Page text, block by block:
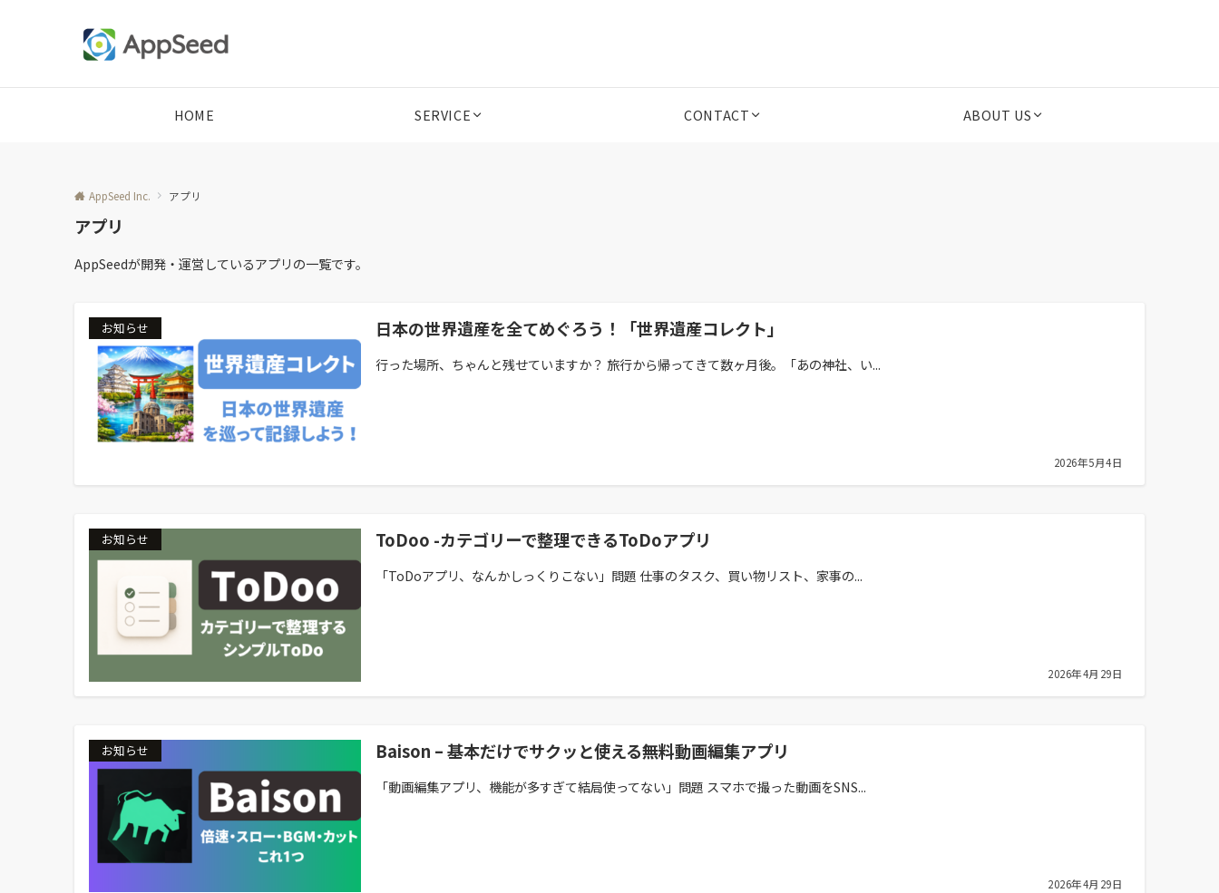
HOME SERVICE CONTACT ABOUT US
AppSeed Inc. アプリ
アプリ
AppSeedが開発・運営しているアプリの一覧です。
お知らせ 日本の世界遺産を全てめぐろう！「世界遺産コレクト」
行った場所、ちゃんと残せていますか？ 旅行から帰ってきて数ヶ月後。「あの神社、い...
2026年5月4日
お知らせ ToDoo -カテゴリーで整理できるToDoアプリ
「ToDoアプリ、なんかしっくりこない」問題 仕事のタスク、買い物リスト、家事の...
2026年4月29日
お知らせ Baison – 基本だけでサクッと使える無料動画編集アプリ
「動画編集アプリ、機能が多すぎて結局使ってない」問題 スマホで撮った動画をSNS...
2026年4月29日